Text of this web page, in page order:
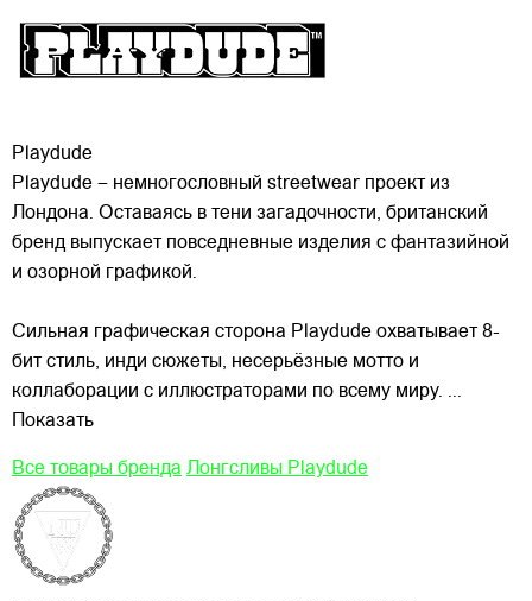
Playdude
Playdude – немногословный streetwear проект из
Лондона. Оставаясь в тени загадочности, британский
бренд выпускает повседневные изделия с фантазийной
и озорной графикой.
Сильная графическая сторона Playdude охватывает 8-
бит стиль, инди сюжеты, несерьёзные мотто и
коллаборации с иллюстраторами по всему миру. ...
Показать
Все товары бренда Лонгсливы Playdude